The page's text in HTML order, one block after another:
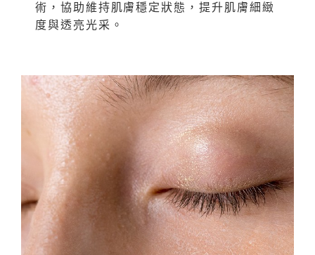
術，協助維持肌膚穩定狀態，提升肌膚細緻
度與透亮光采。